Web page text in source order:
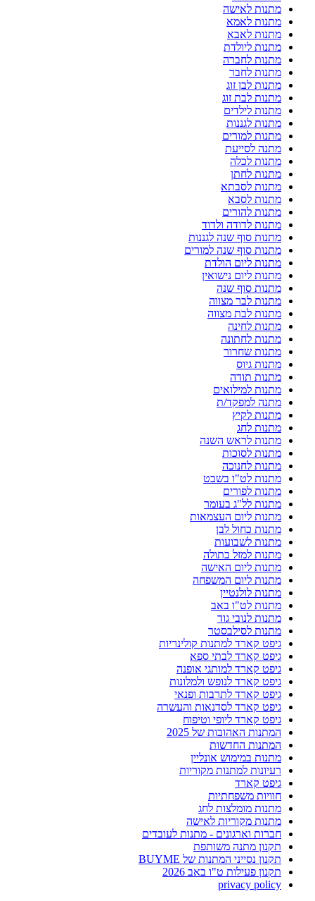
מתנות לאישה
מתנות לאמא
מתנות לאבא
מתנות ליולדת
מתנות לחברה
מתנות לחבר
מתנות לבן זוג
מתנות לבת זוג
מתנות לילדים
מתנות לגננות
מתנות למורים
מתנה לסייעת
מתנות לכלה
מתנות לחתן
מתנות לסבתא
מתנות לסבא
מתנות להורים
מתנות לדודה ולדוד
מתנות סוף שנה לגננות
מתנות סוף שנה למורים
מתנות ליום הולדת
מתנות ליום נישואין
מתנות סוף שנה
מתנות לבר מצווה
מתנות לבת מצווה
מתנות לחינה
מתנות לחתונה
מתנות שחרור
מתנות גיוס
מתנות תודה
מתנות למילואים
מתנה למפקד/ת
מתנות לקיץ
מתנות לחג
מתנות לראש השנה
מתנות לסוכות
מתנות לחנוכה
מתנות לט"ו בשבט
מתנות לפורים
מתנות לל"ג בעומר
מתנות ליום העצמאות
מתנות כחול לבן
מתנות לשבועות
מתנות למזל בתולה
מתנות ליום האישה
מתנות ליום המשפחה
מתנות לולנטיין
מתנות לט"ו באב
מתנות לנובי גוד
מתנות לסילבסטר
גיפט קארד למתנות קולינריות
גיפט קארד לבתי ספא
גיפט קארד למותגי אופנה
גיפט קארד לנופש ולמלונות
גיפט קארד לתרבות ופנאי
גיפט קארד לסדנאות והעשרה
גיפט קארד ליופי וטיפוח
המתנות האהובות של 2025
המתנות החדשות
מתנות במימוש אונליין
רעיונות למתנות מקוריות
גיפט קארד
חוויות משפחתיות
מתנות מומלצות לחג
מתנות מקוריות לאישה
חברות וארגונים - מתנות לעובדים
תקנון מתנה משותפת
תקנון נסייני המתנות של BUYME
תקנון פעילות ט"ו באב 2026
privacy policy